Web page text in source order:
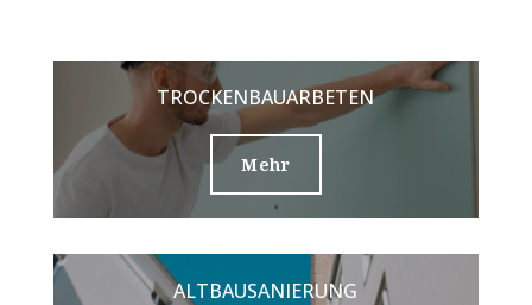
TROCKENBAUARBETEN
Mehr
ALTBAUSANIERUNG